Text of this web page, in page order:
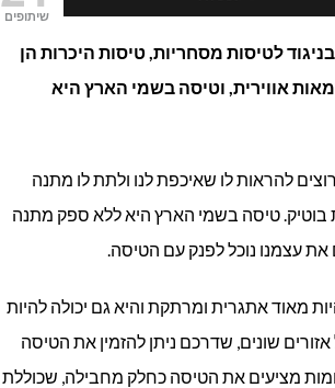
שיתופים
לטיסות מסחריות, טיסות היכרות הן
אווירית, וטיסה בשמי הארץ היא
להראות לו שאיכפת לנו ולתת לו מתנה
בוטיק. טיסה בשמי הארץ היא ללא ספק מתנה
את עצמנו נוכל לפנק עם הטיסה.
מאוד אתגרית ומרתקת והיא גם יכולה להיות
שונים, שדרכם ניתן להזמין את הטיסה
מציעים את הטיסה כחלק מחבילה, שכוללת